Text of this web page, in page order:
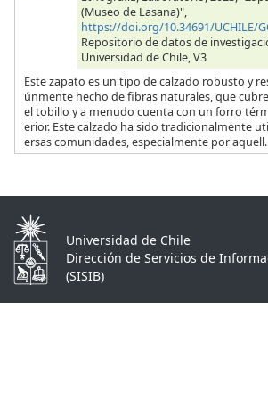
(Museo de Lasana)",
https://doi.org/10.34691/UCHILE/
Repositorio de datos de
Universidad de Chile, V3
Este zapato es un tipo de calzado robusto y
únmente hecho de fibras naturales, que
el tobillo y a menudo cuenta con un forro
erior. Este calzado ha sido tradicionalmente
ersas comunidades, especialmente por
Universidad de Chile
Dirección de Servicios de
(SISIB)